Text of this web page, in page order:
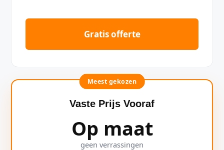
Gratis offerte
Meest gekozen
Vaste Prijs Vooraf
Op maat
geen verrassingen